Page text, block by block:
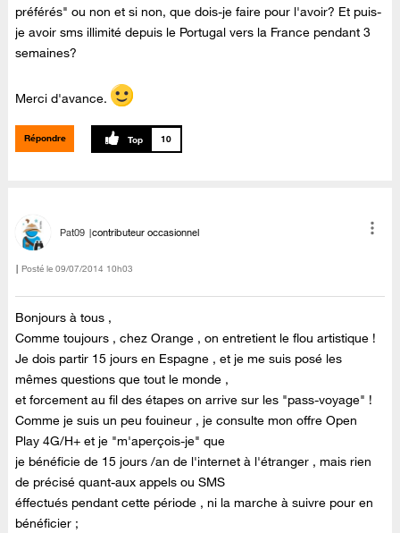
préférés" ou non et si non, que dois-je faire pour l'avoir? Et puis-
je avoir sms illimité depuis le Portugal vers la France pendant 3
semaines?
Merci d'avance.
Répondre 10
Pat09 contributeur occasionnel
Posté le ‎09/07/2014 10h03
Bonjours à tous ,
Comme toujours , chez Orange , on entretient le flou artistique !
Je dois partir 15 jours en Espagne , et je me suis posé les
mêmes questions que tout le monde ,
et forcement au fil des étapes on arrive sur les "pass-voyage" !
Comme je suis un peu fouineur , je consulte mon offre Open
Play 4G/H+ et je "m'aperçois-je" que
je bénéficie de 15 jours /an de l'internet à l'étranger , mais rien
de précisé quant-aux appels ou SMS
éffectués pendant cette période , ni la marche à suivre pour en
bénéficier ;